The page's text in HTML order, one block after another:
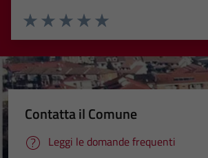
Valuta 5 stelle su 5
Valuta 4 stelle su 5
Valuta 3 stelle su 5
Valuta 2 stelle su 5
Valuta 1 stelle su 5
Contatta il Comune
Leggi le domande frequenti